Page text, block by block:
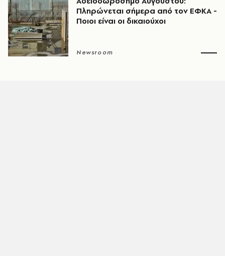
Πληρώνεται σήμερα από τον ΕΦΚΑ -
Ποιοι είναι οι δικαιούχοι
Newsroom